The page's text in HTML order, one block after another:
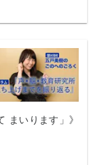
まいります」》